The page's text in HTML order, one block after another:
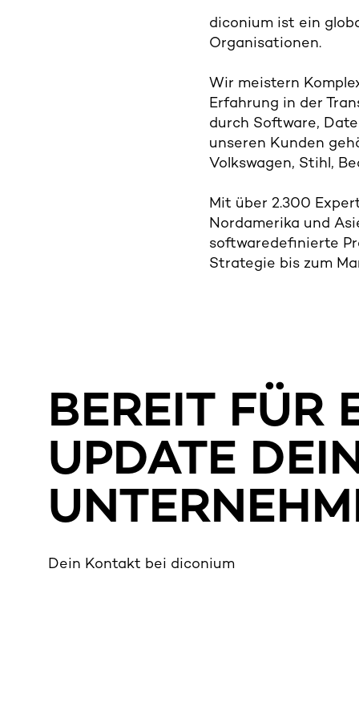
diconium ist ein
Organisationen.
Wir meistern
Erfahrung in der
durch Software,
unseren Kunden
Volkswagen, Stihl,
Mit über 2.300
Nordamerika und
softwaredefinierte
Strategie bis zum
BEREIT FÜR
UPDATE
Dein Kontakt bei diconium